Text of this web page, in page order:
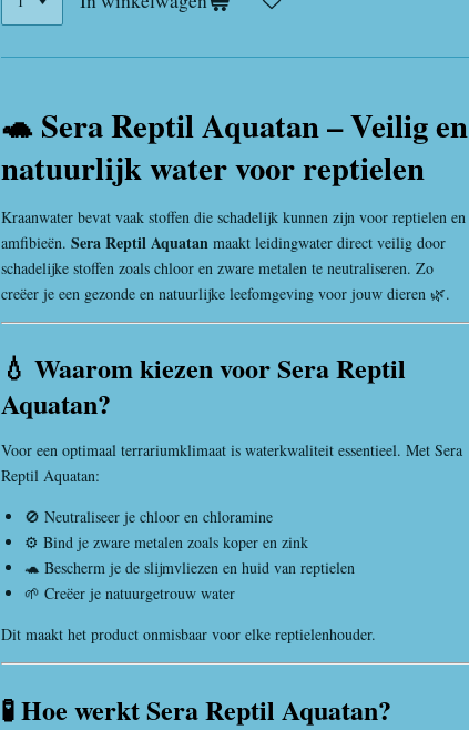
🐢 Sera Reptil Aquatan – Veilig en
natuurlijk water voor reptielen
Kraanwater bevat vaak stoffen die schadelijk kunnen zijn voor reptielen en
amfibieën. Sera Reptil Aquatan maakt leidingwater direct veilig door
schadelijke stoffen zoals chloor en zware metalen te neutraliseren. Zo
creëer je een gezonde en natuurlijke leefomgeving voor jouw dieren 🌿.
💧 Waarom kiezen voor Sera Reptil
Aquatan?
Voor een optimaal terrariumklimaat is waterkwaliteit essentieel. Met Sera
Reptil Aquatan:
🚫 Neutraliseer je chloor en chloramine
⚙️ Bind je zware metalen zoals koper en zink
🐢 Bescherm je de slijmvliezen en huid van reptielen
🌱 Creëer je natuurgetrouw water
Dit maakt het product onmisbaar voor elke reptielenhouder.
🧪 Hoe werkt Sera Reptil Aquatan?